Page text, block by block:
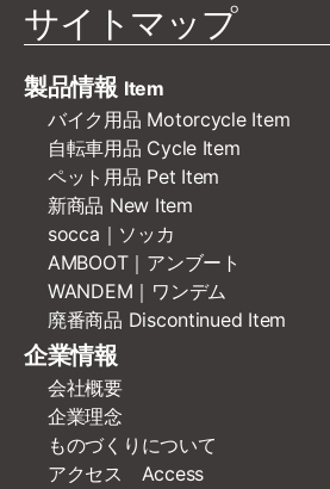
サイトマップ
製品情報 Item
バイク用品 Motorcycle Item
自転車用品 Cycle Item
ペット用品 Pet Item
新商品 New Item
socca｜ソッカ
AMBOOT｜アンブート
WANDEM｜ワンデム
廃番商品 Discontinued Item
企業情報
会社概要
企業理念
ものづくりについて
アクセス Access